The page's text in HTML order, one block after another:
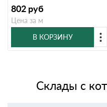
802 руб
Цена за м
В КОРЗИНУ
Склады с